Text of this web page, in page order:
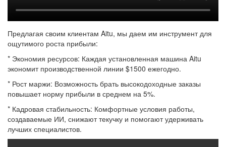
Предлагая своим клиентам Aitu, мы даем им инструмент для
ощутимого роста прибыли:
* Экономия ресурсов: Каждая установленная машина Aitu
экономит производственной линии $1500 ежегодно.
* Рост маржи: Возможность брать высокодоходные заказы
повышает норму прибыли в среднем на 5%.
* Кадровая стабильность: Комфортные условия работы,
создаваемые ИИ, снижают текучку и помогают удерживать
лучших специалистов.